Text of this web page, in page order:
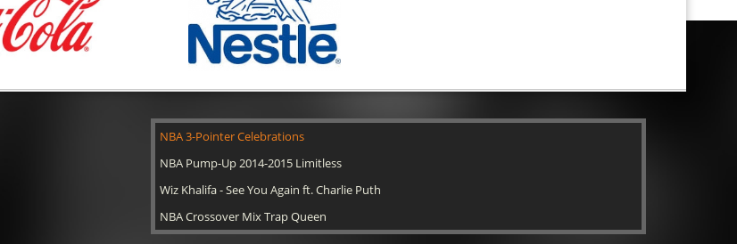
NBA 3-Pointer Celebrations
NBA Pump-Up 2014-2015 Limitless
Wiz Khalifa - See You Again ft. Charlie Puth
NBA Crossover Mix Trap Queen